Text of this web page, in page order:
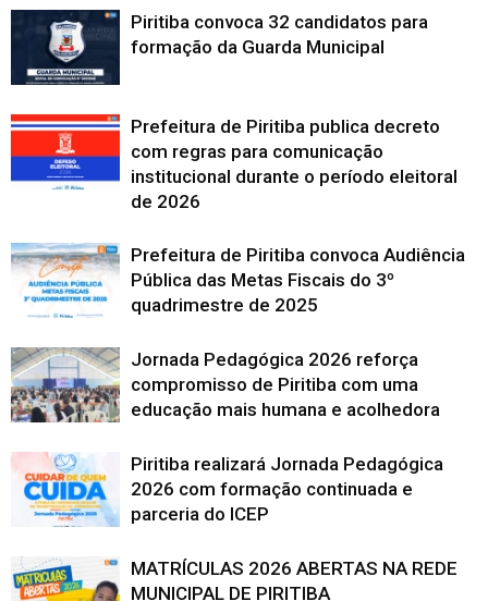
Piritiba convoca 32 candidatos para
formação da Guarda Municipal
Prefeitura de Piritiba publica decreto
com regras para comunicação
institucional durante o período eleitoral
de 2026
Prefeitura de Piritiba convoca Audiência
Pública das Metas Fiscais do 3º
quadrimestre de 2025
Jornada Pedagógica 2026 reforça
compromisso de Piritiba com uma
educação mais humana e acolhedora
Piritiba realizará Jornada Pedagógica
2026 com formação continuada e
parceria do ICEP
MATRÍCULAS 2026 ABERTAS NA REDE
MUNICIPAL DE PIRITIBA